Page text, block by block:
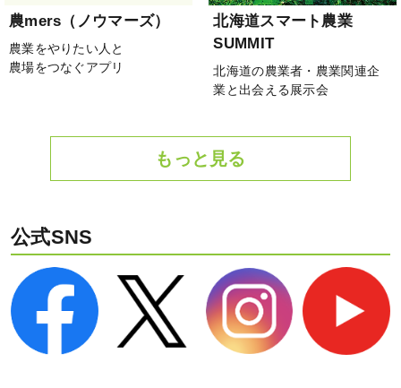
農mers（ノウマーズ）
農業をやりたい人と
農場をつなぐアプリ
北海道スマート農業
SUMMIT
北海道の農業者・農業関連企
業と出会える展示会
もっと見る
公式SNS